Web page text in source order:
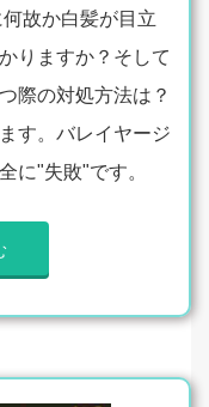
故か白髪が目立
りますか？そして
際の対処方法は？
す。バレイヤージ
に"失敗"です。